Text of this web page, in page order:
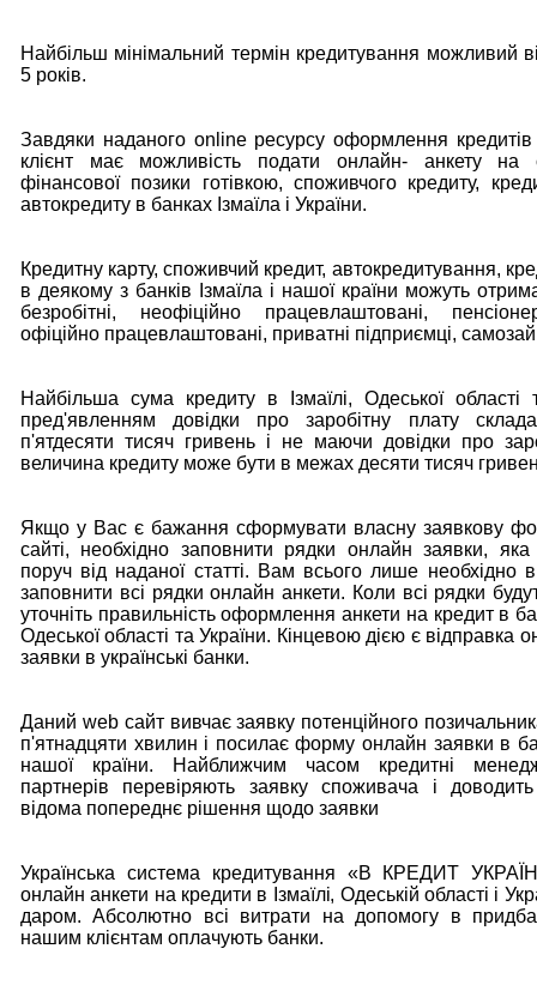
Найбільш мінімальний термін кредитування можливий
5 років.
Завдяки наданого online ресурсу оформлення кредитів
клієнт має можливість подати онлайн- анкету на
фінансової позики готівкою, споживчого кредиту,
автокредиту в банках Ізмаїла і України.
Кредитну карту, споживчий кредит, автокредитування,
в деякому з банків Ізмаїла і нашої країни можуть
безробітні, неофіційно працевлаштовані,
офіційно працевлаштовані, приватні підприємці,
Найбільша сума кредиту в Ізмаїлі, Одеської області
пред'явленням довідки про заробітну плату
п'ятдесяти тисяч гривень і не маючи довідки про
величина кредиту може бути в межах десяти тисяч
Якщо у Вас є бажання сформувати власну заявкову
сайті, необхідно заповнити рядки онлайн заявки, яка
поруч від наданої статті. Вам всього лише необхідно
заповнити всі рядки онлайн анкети. Коли всі рядки
уточніть правильність оформлення анкети на кредит в
Одеської області та України. Кінцевою дією є відправка
заявки в українські банки.
Даний web сайт вивчає заявку потенційного
п'ятнадцяти хвилин і посилає форму онлайн заявки в
нашої країни. Найближчим часом кредитні
партнерів перевіряють заявку споживача і
відома попереднє рішення щодо заявки
Українська система кредитування «В КРЕДИТ
онлайн анкети на кредити в Ізмаїлі, Одеській області і
даром. Абсолютно всі витрати на допомогу в
нашим клієнтам оплачують банки.